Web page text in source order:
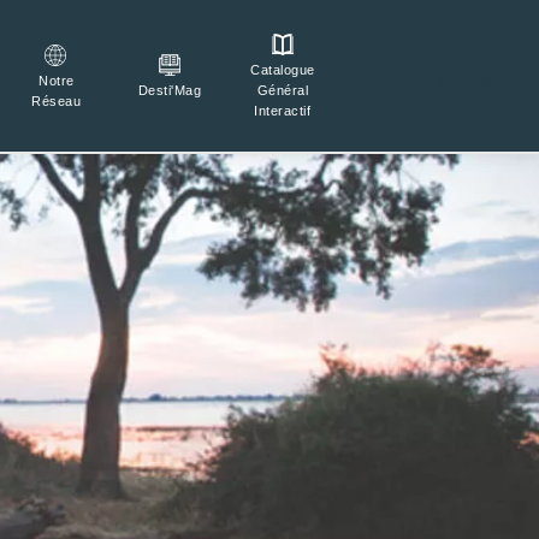
Notre
Réseau
Desti'Mag
Catalogue
Général
Interactif